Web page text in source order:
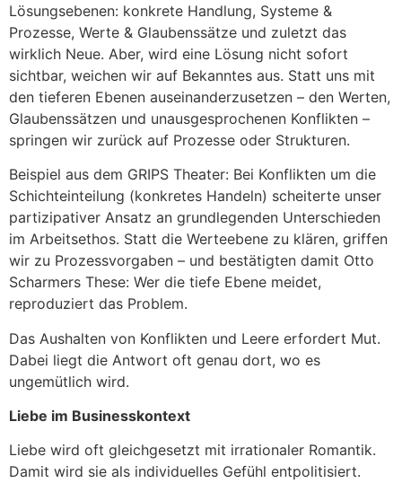
Lösungsebenen: konkrete Handlung, Systeme &
Prozesse, Werte & Glaubenssätze und zuletzt das
wirklich Neue. Aber, wird eine Lösung nicht sofort
sichtbar, weichen wir auf Bekanntes aus. Statt uns mit
den tieferen Ebenen auseinanderzusetzen – den Werten,
Glaubenssätzen und unausgesprochenen Konflikten –
springen wir zurück auf Prozesse oder Strukturen.
Beispiel aus dem GRIPS Theater: Bei Konflikten um die
Schichteinteilung (konkretes Handeln) scheiterte unser
partizipativer Ansatz an grundlegenden Unterschieden
im Arbeitsethos. Statt die Werteebene zu klären, griffen
wir zu Prozessvorgaben – und bestätigten damit Otto
Scharmers These: Wer die tiefe Ebene meidet,
reproduziert das Problem.
Das Aushalten von Konflikten und Leere erfordert Mut.
Dabei liegt die Antwort oft genau dort, wo es
ungemütlich wird.
Liebe im Businesskontext
Liebe wird oft gleichgesetzt mit irrationaler Romantik.
Damit wird sie als individuelles Gefühl entpolitisiert.